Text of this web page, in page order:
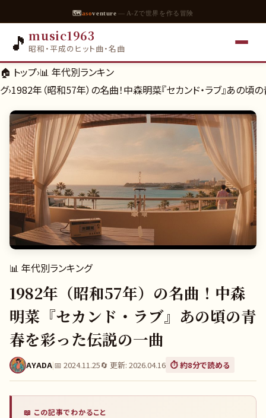
🗺asoventure — A-Zで世界を作る冒険
🎵 music1963
昭和・平成のヒット曲・名曲
🏠 トップ›📊 年代別ランキン
グ›1982年（昭和57年）の名曲！中森明菜『セカンド・ラブ』あの
📊 年代別ランキング
1982年（昭和57年）の名曲！中森
明菜『セカンド・ラブ』あの頃の青
春を彩った伝説の一曲
AYADA|📅 2024.11.25🔄 更新: 2026.04.16 ⏱️ 約8分で読める
📖 この記事でわかること